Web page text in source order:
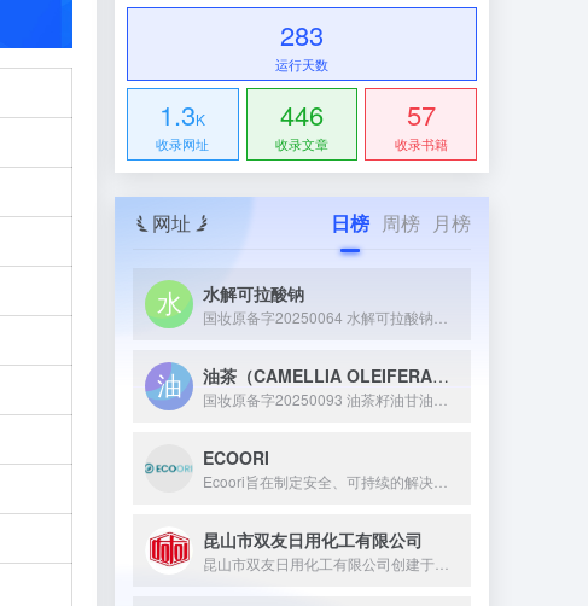
283
运行天数
1.3K
收录网址
446
收录文章
57
收录书籍
网址 日榜 周榜 月榜
水解可拉酸钠
油茶（CAMELLIA OLEIFERA）籽油甘油二酯
ECOORI
昆山市双友日用化工有限公司